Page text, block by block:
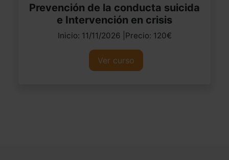
Prevención de la conducta suicida
e Intervención en crisis
Inicio: 11/11/2026 |Precio: 120€
Ver curso